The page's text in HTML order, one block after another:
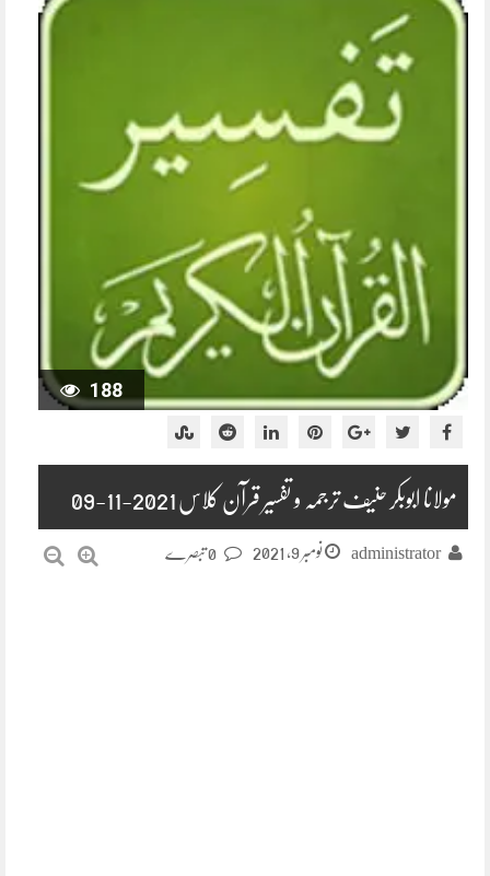
188
مولانا ابوبکر حنیف ترجمہ و تفسیر قرآن کلاس 2021-11-09
administrator نومبر 9, 2021